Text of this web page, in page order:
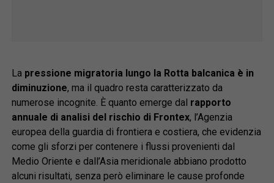
La pressione migratoria lungo la Rotta balcanica è in
diminuzione, ma il quadro resta caratterizzato da
numerose incognite. È quanto emerge dal rapporto
annuale di analisi del rischio di Frontex, l’Agenzia
europea della guardia di frontiera e costiera, che evidenzia
come gli sforzi per contenere i flussi provenienti dal
Medio Oriente e dall’Asia meridionale abbiano prodotto
alcuni risultati, senza però eliminare le cause profonde